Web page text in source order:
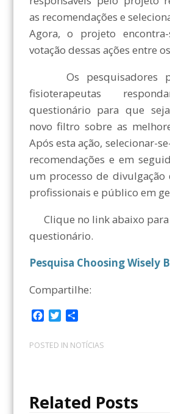
as recomendações e
Agora, o projeto
votação dessas ações entre
Os pesquisadores
fisioterapeutas
questionário para que
novo filtro sobre as
Após esta ação, selecionar-
recomendações e em
um processo de divulgação
profissionais e público em
Clique no link abaixo para
questionário.
Pesquisa Choosing Wisely
Compartilhe:
c
e
k
i
t
m
p
i
POSTED IN NOTÍCIAS
Related Posts